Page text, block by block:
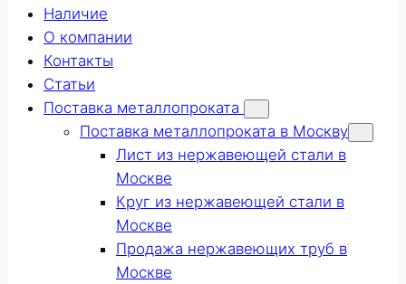
Наличие
О компании
Контакты
Статьи
Поставка металлопроката
Поставка металлопроката в Москву
Лист из нержавеющей стали в
Москве
Круг из нержавеющей стали в
Москве
Продажа нержавеющих труб в
Москве